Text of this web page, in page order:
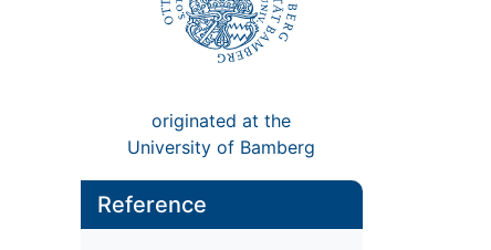
originated at the
University of Bamberg
Reference